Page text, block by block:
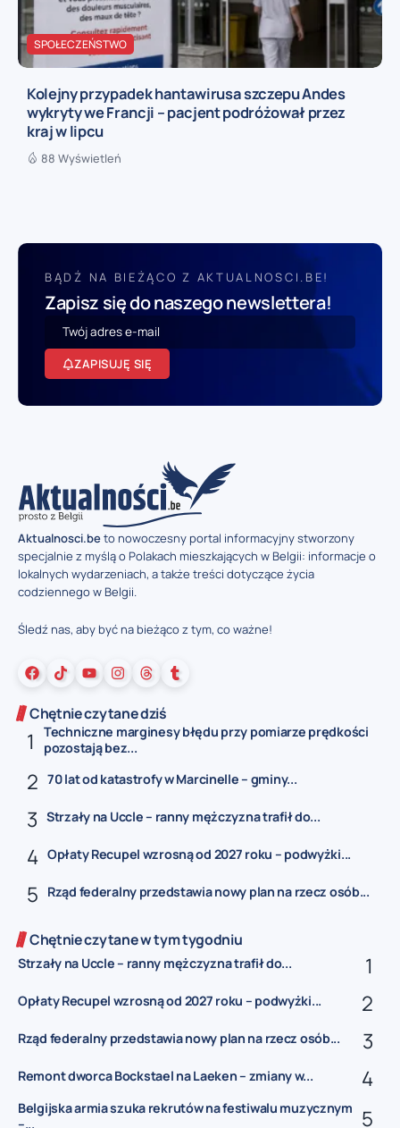
SPOŁECZEŃSTWO
Kolejny przypadek hantawirusa szczepu Andes
wykryty we Francji – pacjent podróżował przez
kraj w lipcu
88 Wyświetleń
BĄDŹ NA BIEŻĄCO Z AKTUALNOSCI.BE!
Zapisz się do naszego newslettera!
ZAPISUJĘ SIĘ
Aktualnosci.beto nowoczesny portal informacyjny stworzony
specjalnie z myślą o Polakach mieszkających w Belgii: informacje o
lokalnych wydarzeniach, a także treści dotyczące życia
codziennego w Belgii.
Śledź nas, aby być na bieżąco z tym, co ważne!
Chętnie czytane dziś
Techniczne marginesy błędu przy pomiarze prędkości
pozostają bez...
70 lat od katastrofy w Marcinelle – gminy...
Strzały na Uccle – ranny mężczyzna trafił do...
Opłaty Recupel wzrosną od 2027 roku – podwyżki...
Rząd federalny przedstawia nowy plan na rzecz osób...
Chętnie czytane w tym tygodniu
Strzały na Uccle – ranny mężczyzna trafił do...
Opłaty Recupel wzrosną od 2027 roku – podwyżki...
Rząd federalny przedstawia nowy plan na rzecz osób...
Remont dworca Bockstael na Laeken – zmiany w...
Belgijska armia szuka rekrutów na festiwalu muzycznym
–...